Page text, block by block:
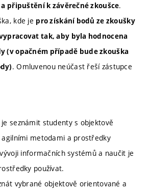
připuštění k závěrečné zkoušce.
kde je pro získání bodů ze zkoušky
tak, aby byla hodnocena
(v opačném případě bude zkouška
. Omluvenou neúčast řeší zástupce
seznámit studenty s objektově
metodami a prostředky
informačních systémů a naučit je
používat.
vybrané objektově orientované a